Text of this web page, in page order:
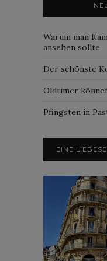
Warum man
ansehen sollte
Der schönste
Oldtimer
Pfingsten in
EINE